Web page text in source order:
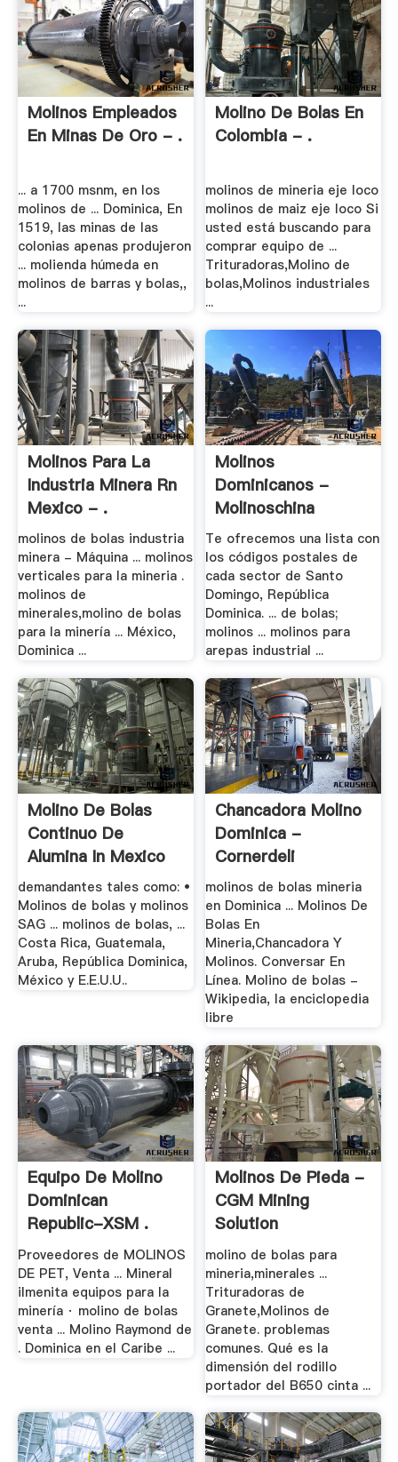
Molinos Empleados
En Minas De Oro - .
... a 1700 msnm, en los
molinos de ... Dominica, En
1519, las minas de las
colonias apenas produjeron
... molienda húmeda en
molinos de barras y bolas,,
...
Molino De Bolas En
Colombia - .
molinos de mineria eje loco
molinos de maiz eje loco Si
usted está buscando para
comprar equipo de ...
Trituradoras,Molino de
bolas,Molinos industriales
...
Molinos Para La
Industria Minera Rn
Mexico - .
molinos de bolas industria
minera - Máquina ... molinos
verticales para la mineria .
molinos de
minerales,molino de bolas
para la minería ... México,
Dominica ...
Molinos
Dominicanos -
Molinoschina
Te ofrecemos una lista con
los códigos postales de
cada sector de Santo
Domingo, República
Dominica. ... de bolas;
molinos ... molinos para
arepas industrial ...
Molino De Bolas
Continuo De
Alumina In Mexico
demandantes tales como: •
Molinos de bolas y molinos
SAG ... molinos de bolas, ...
Costa Rica, Guatemala,
Aruba, República Dominica,
México y E.E.U.U..
Chancadora Molino
Dominica -
Cornerdeli
molinos de bolas mineria
en Dominica ... Molinos De
Bolas En
Mineria,Chancadora Y
Molinos. Conversar En
Línea. Molino de bolas -
Wikipedia, la enciclopedia
libre
Equipo De Molino
Dominican
Republic-XSM .
Proveedores de MOLINOS
DE PET, Venta ... Mineral
ilmenita equipos para la
minería · molino de bolas
venta ... Molino Raymond de
. Dominica en el Caribe ...
Molinos De Pieda -
CGM Mining
Solution
molino de bolas para
mineria,minerales ...
Trituradoras de
Granete,Molinos de
Granete. problemas
comunes. Qué es la
dimensión del rodillo
portador del B650 cinta ...